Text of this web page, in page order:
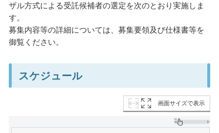
ザル方式による受託候補者の選定を次のとおり実施しま
す。
募集内容等の詳細については、募集要領及び仕様書等を
御覧ください。
スケジュール
画面サイズで表示